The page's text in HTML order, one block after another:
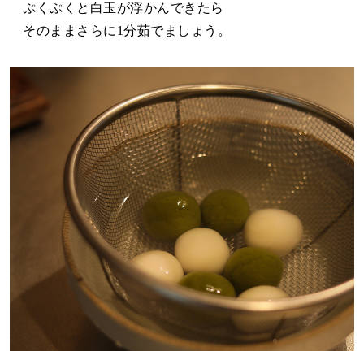
ぷくぷくと白玉が浮かんできたら
そのままさらに1分茹でましょう。